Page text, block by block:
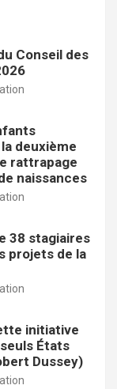
Conseil des
deuxième
rattrapage
naissances
38 stagiaires
projets de la
initiative
États
Dussey)